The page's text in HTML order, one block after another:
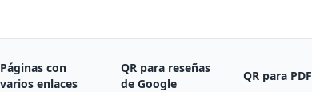
Páginas con
varios enlaces
QR para reseñas
de Google
QR para PDF